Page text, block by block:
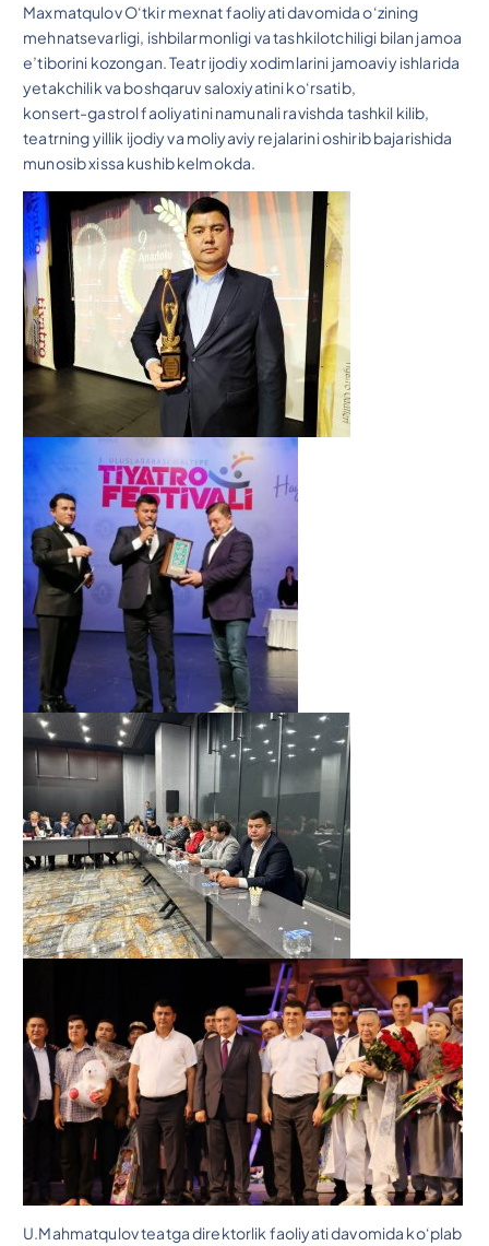
Maxmatqulov O‘tkir mexnat faoliyati davomida o‘zining
mehnatsevarligi, ishbilarmonligi va tashkilotchiligi bilan jamoa
e’tiborini kozongan. Teatr ijodiy xodimlarini jamoaviy ishlarida
yetakchilik va boshqaruv saloxiyatini ko‘rsatib,
konsert-gastrol faoliyatini namunali ravishda tashkil kilib,
teatrning yillik ijodiy va moliyaviy rejalarini oshirib bajarishida
munosib xissa kushib kelmokda.
U.Mahmatqulov teatga direktorlik faoliyati davomida ko‘plab